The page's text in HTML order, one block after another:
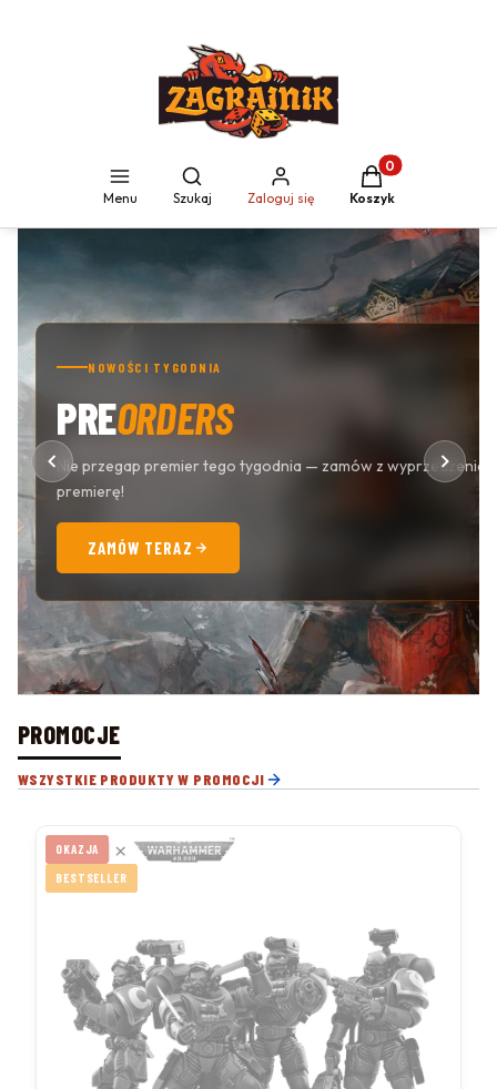
Menu
Otwórz wyszukiwarkę
Szukaj Zaloguj się
Produkty w
Koszyk
NOWOŚCI TYGODNIA
PREORDERS
Nie przegap premier tego tygodnia — zamów z
premierę!
ZAMÓW TERAZ
PROMOCJE
WSZYSTKIE PRODUKTY W PROMOCJI
OKAZJA
BESTSELLER